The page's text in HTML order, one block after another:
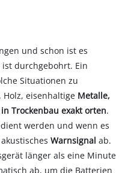
und schon ist es
durchgebohrt. Ein
Situationen zu
eisenhaltige Metalle,
Trockenbau exakt orten.
werden und wenn es
Warnsignalab.
länger als eine Minute
ab, um die Batterien